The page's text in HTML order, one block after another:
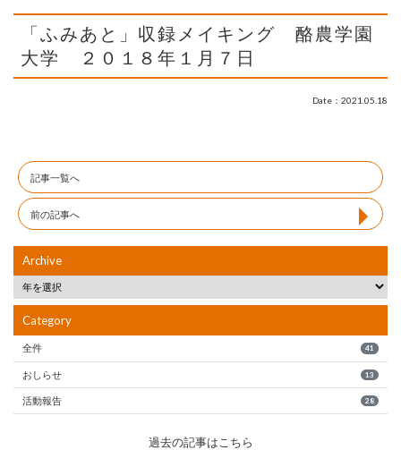
「ふみあと」収録メイキング 酪農学園
大学 ２０１８年１月７日
Date：2021.05.18
記事一覧へ
前の記事へ
Archive
Category
全件 41
おしらせ 13
活動報告 28
過去の記事はこちら